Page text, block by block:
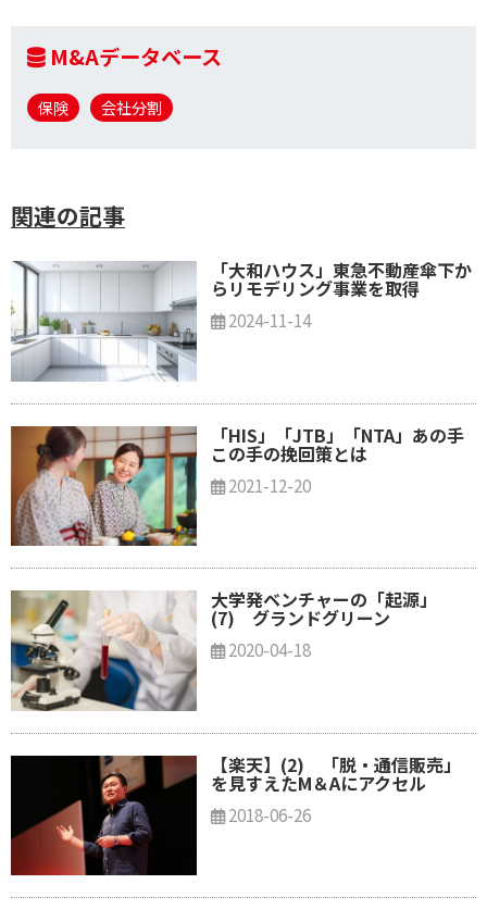
M&Aデータベース
保険 会社分割
関連の記事
「大和ハウス」東急不動産傘下か
らリモデリング事業を取得
2024-11-14
「HIS」「JTB」「NTA」あの手
この手の挽回策とは
2021-12-20
大学発ベンチャーの「起源」
(7) グランドグリーン
2020-04-18
【楽天】(2) 「脱・通信販売」
を見すえたM＆Aにアクセル
2018-06-26